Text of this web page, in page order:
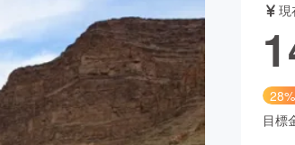
舞台・パフォーマン
ビス開発 フード・飲食店
アニメ・漫画
現
28%
目標